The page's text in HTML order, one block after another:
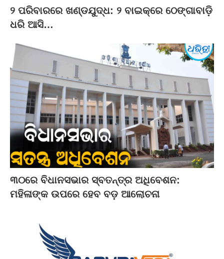
୨ ପରିବାରରେ ଖଣ୍ଡଯୁଦ୍ଧ: ୨ ବାଇକ୍‌ରେ ଠେଙ୍ଗାବାଡ଼ି
ଧରି ଆସି…
୩୦ରେ ବିଧାନସଭାର ସ୍ବତନ୍ତ୍ର ଅଧିବେଶନ:
ମହିଳାଙ୍କ ଉପରେ ହେବ ବଡ଼ ଆଲୋଚନା